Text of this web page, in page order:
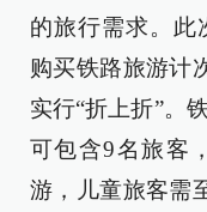
的旅行需求。此
购买铁路旅游计
实行“折上折”。
可包含9名旅客
游，儿童旅客需